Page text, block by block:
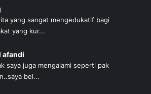
yang sangat mengedukatif bagi
yang kur...
afandi
saya juga mengalami seperti pak
bel...